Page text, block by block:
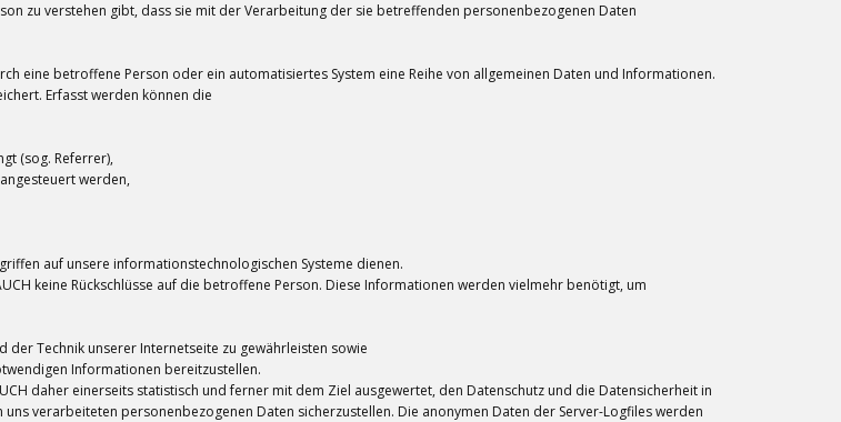
zu verstehen gibt, dass sie mit der Verarbeitung der sie betreffenden personenbezogenen Daten
eine betroffene Person oder ein automatisiertes System eine Reihe von allgemeinen Daten und Informationen.
Erfasst werden können die
(sog. Referrer),
werden,
auf unsere informationstechnologischen Systeme dienen.
keine Rückschlüsse auf die betroffene Person. Diese Informationen werden vielmehr benötigt, um
Technik unserer Internetseite zu gewährleisten sowie
Informationen bereitzustellen.
daher einerseits statistisch und ferner mit dem Ziel ausgewertet, den Datenschutz und die Datensicherheit in
verarbeiteten personenbezogenen Daten sicherzustellen. Die anonymen Daten der Server-Logfiles werden